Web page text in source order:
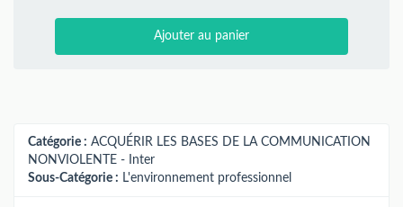
Ajouter au panier
Catégorie : ACQUÉRIR LES BASES DE LA COMMUNICATION
NONVIOLENTE - Inter
Sous-Catégorie : L'environnement professionnel